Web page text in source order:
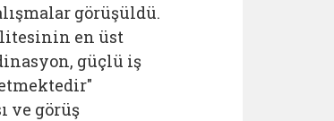
görüşüldü.
en üst
güçlü iş
ve görüş